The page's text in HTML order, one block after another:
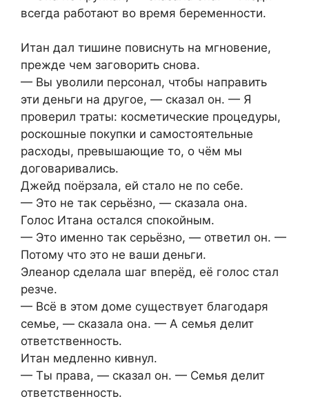
всегда работают во время беременности.
Итан дал тишине повиснуть на мгновение,
прежде чем заговорить снова.
— Вы уволили персонал, чтобы направить
эти деньги на другое, — сказал он. — Я
проверил траты: косметические процедуры,
роскошные покупки и самостоятельные
расходы, превышающие то, о чём мы
договаривались.
Джейд поёрзала, ей стало не по себе.
— Это не так серьёзно, — сказала она.
Голос Итана остался спокойным.
— Это именно так серьёзно, — ответил он. —
Потому что это не ваши деньги.
Элеанор сделала шаг вперёд, её голос стал
резче.
— Всё в этом доме существует благодаря
семье, — сказала она. — А семья делит
ответственность.
Итан медленно кивнул.
— Ты права, — сказал он. — Семья делит
ответственность.